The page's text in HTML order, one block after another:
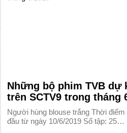
Những bộ phim TVB dự
trên SCTV9 trong tháng
Người hùng blouse trắng Thời
đầu từ ngày 10/6/2019 Số tập: 25…